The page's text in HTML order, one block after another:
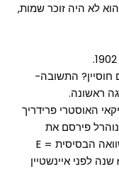
הוא לא היה זוכר שמות,
חוסיין? התשובה-
ראשונה.
האוסטרי פרידריך
פירסם את
המשוואה הבסיסית E =
mc2 שנה לפני איינשטיין